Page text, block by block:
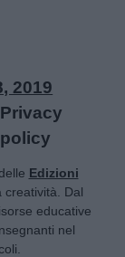
2019
Privacy
policy
Edizioni
creatività. Dal
educative
nel